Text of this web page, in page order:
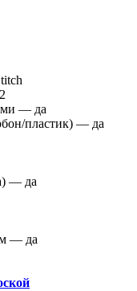
— да
пластик) — да
— да
— да